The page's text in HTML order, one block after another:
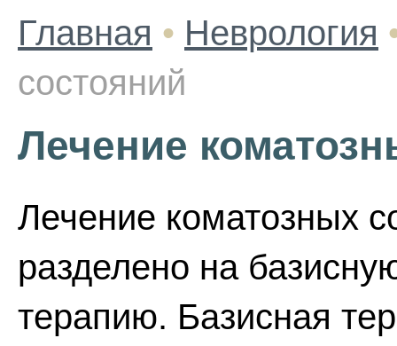
Главная • Неврология
состояний
Лечение
Лечение коматозных
разделено на
терапию. Базисная